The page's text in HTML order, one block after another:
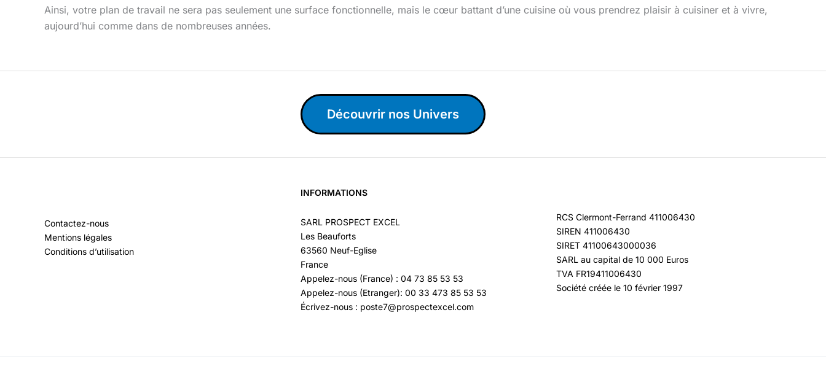
Ainsi, votre plan de travail ne sera pas seulement une surface fonctionnelle, mais le cœur battant d’une cuisine où vous prendrez plaisir à cuisiner et à vivre,
aujourd’hui comme dans de nombreuses années.
Découvrir nos Univers
Contactez-nous
Mentions légales
Conditions d’utilisation
INFORMATIONS
SARL PROSPECT EXCEL
Les Beauforts
63560 Neuf-Eglise
France
Appelez-nous (France) : 04 73 85 53 53
Appelez-nous (Etranger): 00 33 473 85 53 53
Écrivez-nous : poste7@prospectexcel.com
RCS Clermont-Ferrand 411006430
SIREN 411006430
SIRET 41100643000036
SARL au capital de 10 000 Euros
TVA FR19411006430
Société créée le 10 février 1997